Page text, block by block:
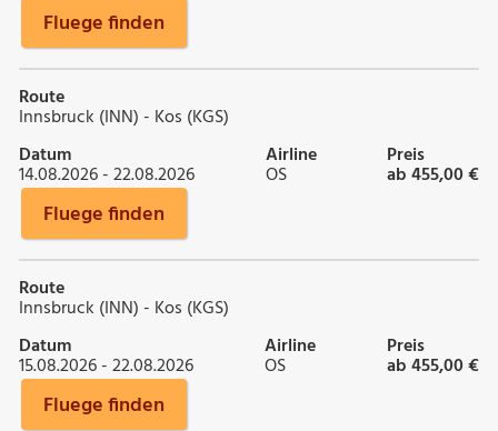
Fluege finden
Route
Innsbruck (INN) - Kos (KGS)
Datum
14.08.2026 - 22.08.2026
Airline
OS
Preis
ab 455,00 €
Fluege finden
Route
Innsbruck (INN) - Kos (KGS)
Datum
15.08.2026 - 22.08.2026
Airline
OS
Preis
ab 455,00 €
Fluege finden